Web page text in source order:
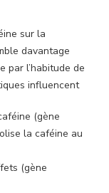
sur la
davantage
par l’habitude de
influencent
(gène
la caféine au
(gène